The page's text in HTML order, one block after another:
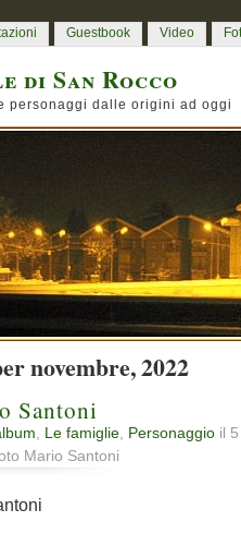
Guestbook Video
di San Rocco
personaggi dalle origini ad oggi
novembre, 2022
Santoni
Le famiglie Personaggio il
Mario Santoni